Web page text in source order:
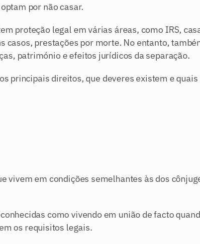
por não casar.
proteção legal em várias áreas, como IRS,
casos, prestações por morte. No entanto,
património e efeitos jurídicos da separação.
principais direitos, que deveres existem e quais
vivem em condições semelhantes às dos
como vivendo em união de facto
os requisitos legais.